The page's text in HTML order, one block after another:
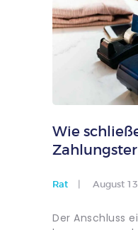
ÜBRIGENS
Wie
Rat August
Der Anschluss